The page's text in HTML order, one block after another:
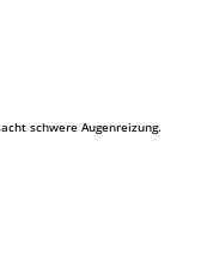
schwere Augenreizung.